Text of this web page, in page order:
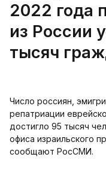
2022 года
из России
тысяч
Число россиян,
репатриации
достигло 95 тысяч
офиса израильского
сообщают РосСМИ.